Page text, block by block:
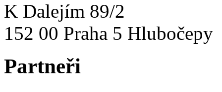
K Dalejím 89/2
152 00 Praha 5 Hlubočepy
Partneři